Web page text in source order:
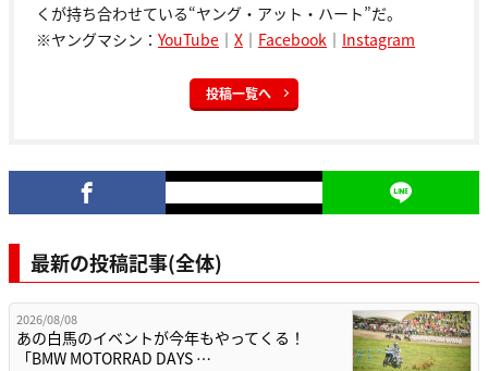
くが持ち合わせている“ヤング・アット・ハート”だ。
※ヤングマシン： YouTube ｜ X ｜ Facebook ｜ Instagram
投稿一覧へ
最新の投稿記事(全体)
2026/08/08
あの白馬のイベントが今年もやってくる！
「BMW MOTORRAD DAYS …